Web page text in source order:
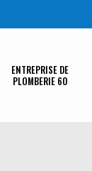
ENTREPRISE DE
PLOMBERIE 60